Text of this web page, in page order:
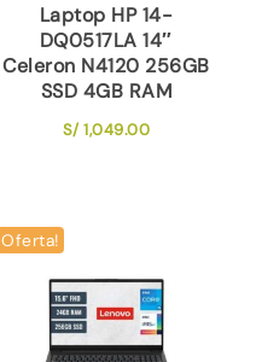
Laptop HP 14-
DQ0517LA 14″
Celeron N4120 256GB
SSD 4GB RAM
S/1,049.00
Oferta!